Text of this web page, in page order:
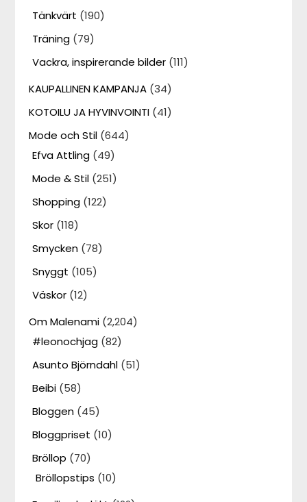
Tänkvärt (190)
Träning (79)
Vackra, inspirerande bilder (111)
KAUPALLINEN KAMPANJA (34)
KOTOILU JA HYVINVOINTI (41)
Mode och Stil (644)
Efva Attling (49)
Mode & Stil (251)
Shopping (122)
Skor (118)
Smycken (78)
Snyggt (105)
Väskor (12)
Om Malenami (2,204)
#leonochjag (82)
Asunto Björndahl (51)
Beibi (58)
Bloggen (45)
Bloggpriset (10)
Bröllop (70)
Bröllopstips (10)